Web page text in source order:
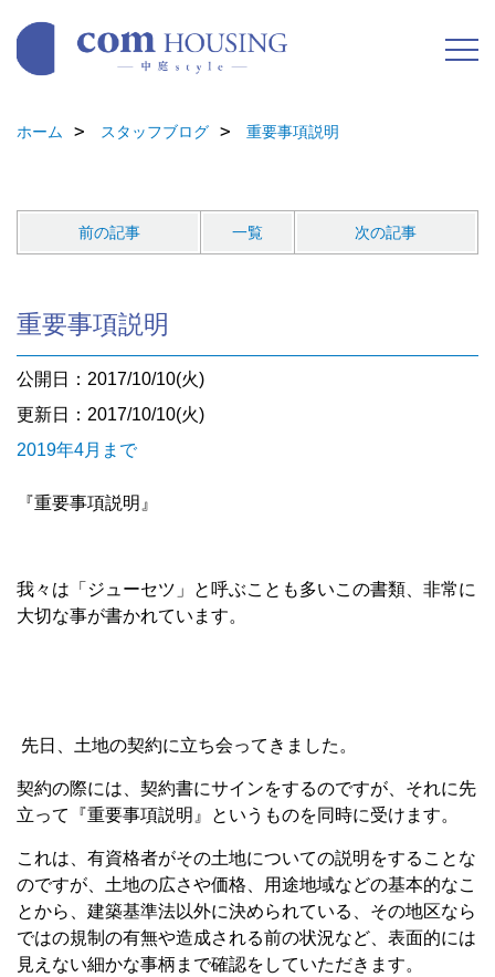
ホーム スタッフブログ 重要事項説明
前の記事 一覧 次の記事
重要事項説明
公開日：2017/10/10(火)
更新日：2017/10/10(火)
2019年4月まで
『重要事項説明』
我々は「ジューセツ」と呼ぶことも多いこの書類、非常に
大切な事が書かれています。
先日、土地の契約に立ち会ってきました。
契約の際には、契約書にサインをするのですが、それに先
立って『重要事項説明』というものを同時に受けます。
これは、有資格者がその土地についての説明をすることな
のですが、土地の広さや価格、用途地域などの基本的なこ
とから、建築基準法以外に決められている、その地区なら
ではの規制の有無や造成される前の状況など、表面的には
見えない細かな事柄まで確認をしていただきます。